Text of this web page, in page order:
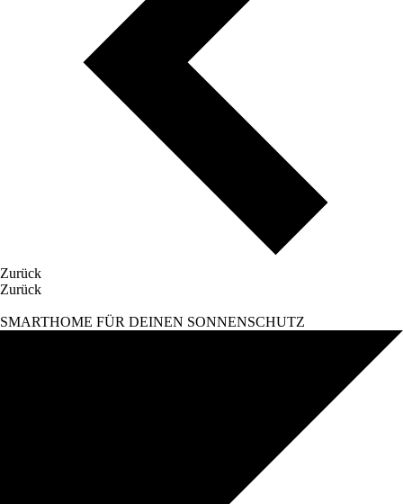
Zurück
Zurück
SMARTHOME FÜR DEINEN SONNENSCHUTZ